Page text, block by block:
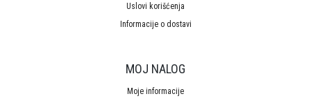
Uslovi korišćenja
Informacije o dostavi
MOJ NALOG
Moje informacije